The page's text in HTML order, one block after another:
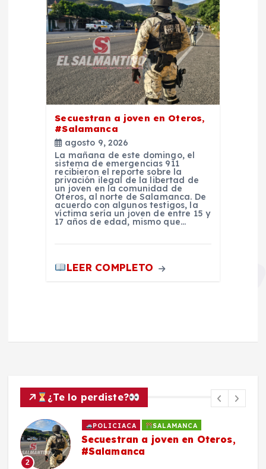
Secuestran a joven en Oteros,
#Salamanca
agosto 9, 2026
La mañana de este domingo, el
sistema de emergencias 911
recibieron el reporte sobre la
privación ilegal de la libertad de
un joven en la comunidad de
Oteros, al norte de Salamanca. De
acuerdo con algunos testigos, la
víctima sería un joven de entre 15 y
17 años de edad, mismo que…
LEER COMPLETO
¿Te lo perdiste?
2
POLICIACA SALAMANCA
Secuestran a joven en Oteros,
#Salamanca